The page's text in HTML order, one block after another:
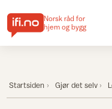
Norsk råd for
hjem og bygg
Startsiden Gjør det selv